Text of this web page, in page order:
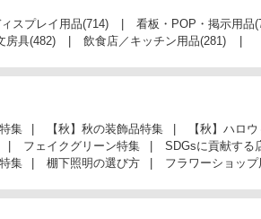
スプレイ用品(714) 看板・POP・掲示用品
房具(482) 飲食店／キッチン用品(281)
集 【秋】秋の装飾品特集 【秋】ハロ
フェイクグリーン特集 SDGsに貢献する
集 棚下照明の選び方 フラワーショップ